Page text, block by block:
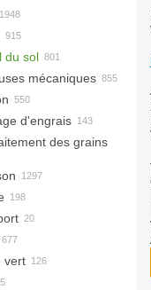
betteraves
batteuses
carottes
à céréales
du sol
pierres
compost
mécaniques
d'engrais
des grains
paille
automotrices
le bétail
le bétail
traite
à essence
vert